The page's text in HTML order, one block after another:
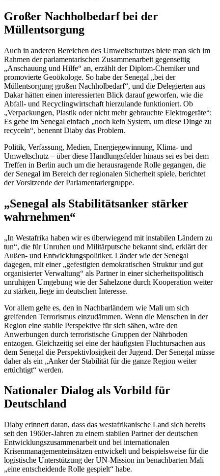
Großer Nachholbedarf bei der
Müllentsorgung
Auch in anderen Bereichen des Umweltschutzes biete man sich im
Rahmen der parlamentarischen Zusammenarbeit gegenseitig
„Anschauung und Hilfe“ an, erzählt der Diplom-Chemiker und
promovierte Geoökologe. So habe der Senegal „bei der
Müllentsorgung großen Nachholbedarf“, und die Delegierten aus
Dakar hätten einen interessierten Blick darauf geworfen, wie die
Abfall- und Recyclingwirtschaft hierzulande funktioniert. Ob
„Verpackungen, Plastik oder nicht mehr gebrauchte Elektrogeräte“:
Es gebe im Senegal einfach „noch kein System, um diese Dinge zu
recyceln“, benennt Diaby das Problem.
Politik, Verfassung, Medien, Energiegewinnung, Klima- und
Umweltschutz – über diese Handlungsfelder hinaus sei es bei dem
Treffen in Berlin auch um die herausragende Rolle gegangen, die
der Senegal im Bereich der regionalen Sicherheit spiele, berichtet
der Vorsitzende der Parlamentariergruppe.
„Senegal als Stabilitätsanker stärker
wahrnehmen“
„In Westafrika haben wir es überwiegend mit instabilen Ländern zu
tun“, die für Unruhen und Militärputsche bekannt sind, erklärt der
Außen- und Entwicklungspolitiker. Länder wie der Senegal
dagegen, mit einer „gefestigten demokratischen Struktur und gut
organisierter Verwaltung“ als Partner in einer sicherheitspolitisch
unruhigen Umgebung wie der Sahelzone durch Kooperation weiter
zu stärken, liege im deutschen Interesse.
Vor allem gelte es, den in Nachbarländern wie Mali um sich
greifenden Terrorismus einzudämmen. Wenn die Menschen in der
Region eine stabile Perspektive für sich sähen, wäre den
Anwerbungen durch terroristische Gruppen der Nährboden
entzogen. Gleichzeitig sei eine der häufigsten Fluchtursachen aus
dem Senegal die Perspektivlosigkeit der Jugend. Der Senegal müsse
daher als ein „Anker der Stabilität für die ganze Region weiter
ertüchtigt“ werden.
Nationaler Dialog als Vorbild für
Deutschland
Diaby erinnert daran, dass das westafrikanische Land sich bereits
seit den 1960er-Jahren zu einem stabilen Partner der deutschen
Entwicklungszusammenarbeit und bei internationalen
Krisenmanagementeinsätzen entwickelt und beispielsweise für die
logistische Unterstützung der UN-Mission im benachbarten Mali
„eine entscheidende Rolle gespielt“ habe.